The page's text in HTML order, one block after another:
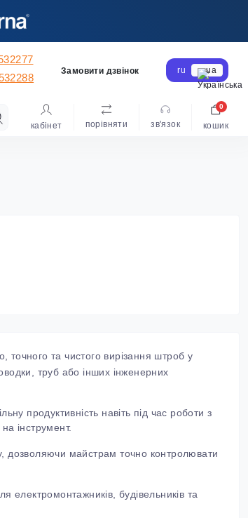
Замовити дзвінок ru ua
кабінет порівняти зв'язок кошик
0
точного та чистого вирізання штроб у
труб або інших інженерних
продуктивність навіть під час роботи з
інструмент.
дозволяючи майстрам точно контролювати
електромонтажників, будівельників та